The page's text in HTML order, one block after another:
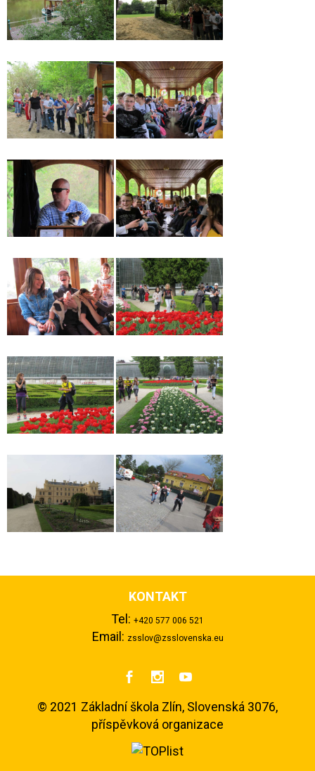
KONTAKT
Tel: +420 577 006 521
Email: zsslov@zsslovenska.eu
  
© 2021 Základní škola Zlín, Slovenská 3076,
příspěvková organizace